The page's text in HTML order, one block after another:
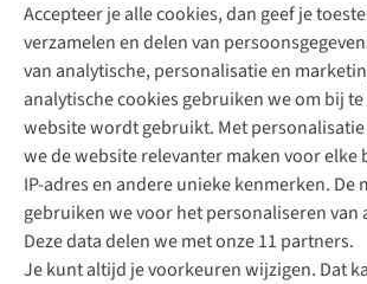
Accepteer je alle cookies, dan geef je
verzamelen en delen van
van analytische, personalisatie en
analytische cookies gebruiken we om bij
website wordt gebruikt. Met
we de website relevanter maken voor elke
IP-adres en andere unieke kenmerken. De
gebruiken we voor het personaliseren van
Deze data delen we met onze 11 partners.
Je kunt altijd je voorkeuren wijzigen. Dat
+31 (0)85 888 50 88
+31 6 12 28 49 80
Contactformulier